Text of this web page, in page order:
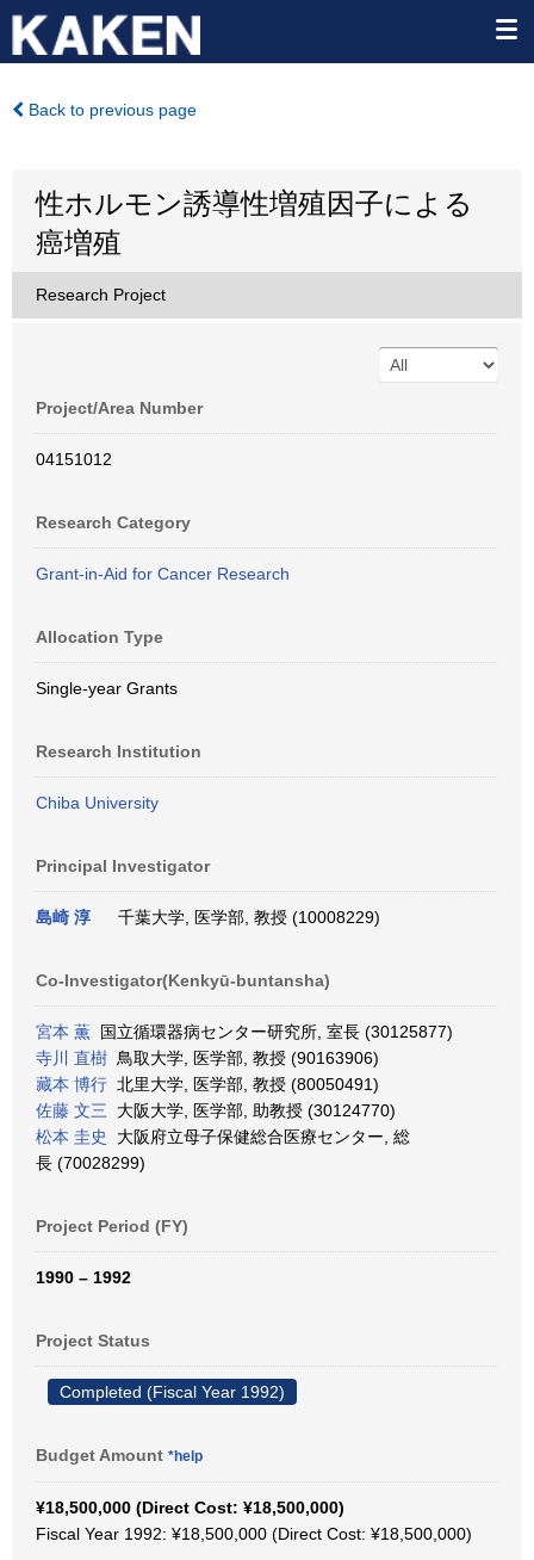
Back to previous page
性ホルモン誘導性増殖因子による
癌増殖
Research Project
Project/Area Number
04151012
Research Category
Grant-in-Aid for Cancer Research
Allocation Type
Single-year Grants
Research Institution
Chiba University
Principal Investigator
島崎 淳 千葉大学, 医学部, 教授 (10008229)
Co-Investigator(Kenkyū-buntansha)
宮本 薫 国立循環器病センター研究所, 室長 (30125877)
寺川 直樹 鳥取大学, 医学部, 教授 (90163906)
藏本 博行 北里大学, 医学部, 教授 (80050491)
佐藤 文三 大阪大学, 医学部, 助教授 (30124770)
松本 圭史
大阪府立母子保健総合医療センター, 総
長 (70028299)
Project Period (FY)
1990 – 1992
Project Status
Completed (Fiscal Year 1992)
Budget Amount *help
¥18,500,000 (Direct Cost: ¥18,500,000)
Fiscal Year 1992: ¥18,500,000 (Direct Cost: ¥18,500,000)